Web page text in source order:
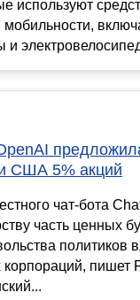
используют
и
США 5% акций
чат-бота
часть ценных
политиков
корпораций, пишет